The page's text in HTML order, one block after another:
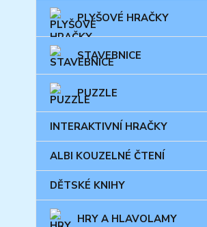
PLYŠOVÉ HRAČKY
STAVEBNICE
PUZZLE
INTERAKTIVNÍ HRAČKY
ALBI KOUZELNÉ ČTENÍ
DĚTSKÉ KNIHY
HRY A HLAVOLAMY